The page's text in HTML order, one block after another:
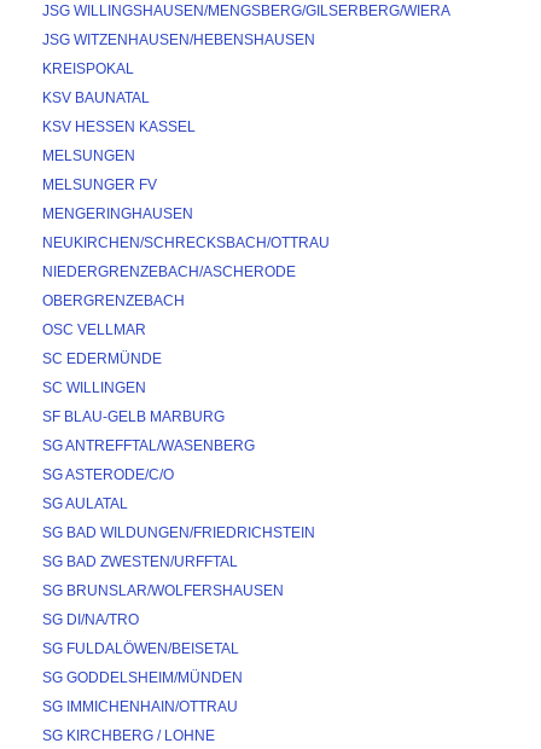
JSG WILLINGSHAUSEN/MENGSBERG/GILSERBERG/WIERA
JSG WITZENHAUSEN/HEBENSHAUSEN
KREISPOKAL
KSV BAUNATAL
KSV HESSEN KASSEL
MELSUNGEN
MELSUNGER FV
MENGERINGHAUSEN
NEUKIRCHEN/SCHRECKSBACH/OTTRAU
NIEDERGRENZEBACH/ASCHERODE
OBERGRENZEBACH
OSC VELLMAR
SC EDERMÜNDE
SC WILLINGEN
SF BLAU-GELB MARBURG
SG ANTREFFTAL/WASENBERG
SG ASTERODE/C/O
SG AULATAL
SG BAD WILDUNGEN/FRIEDRICHSTEIN
SG BAD ZWESTEN/URFFTAL
SG BRUNSLAR/WOLFERSHAUSEN
SG DI/NA/TRO
SG FULDALÖWEN/BEISETAL
SG GODDELSHEIM/MÜNDEN
SG IMMICHENHAIN/OTTRAU
SG KIRCHBERG / LOHNE